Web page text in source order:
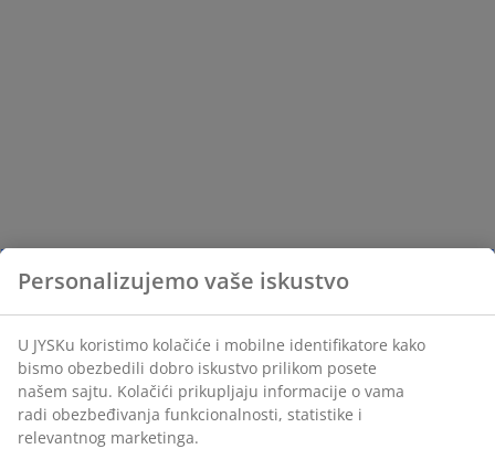
Personalizujemo vaše iskustvo
U JYSKu koristimo kolačiće i mobilne identifikatore kako
bismo obezbedili dobro iskustvo prilikom posete
našem sajtu. Kolačići prikupljaju informacije o vama
radi obezbeđivanja funkcionalnosti, statistike i
relevantnog marketinga.